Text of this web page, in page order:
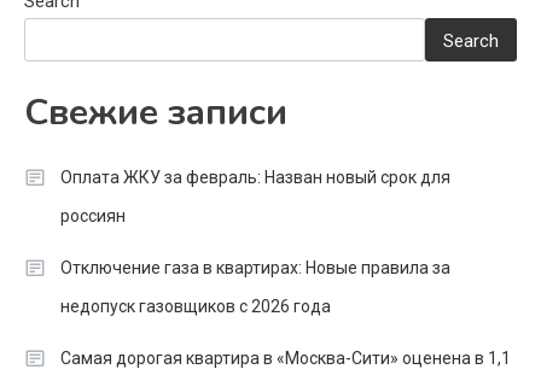
Search
Свежие записи
Оплата ЖКУ за февраль: Назван новый срок для
россиян
Отключение газа в квартирах: Новые правила за
недопуск газовщиков с 2026 года
Самая дорогая квартира в «Москва-Сити» оценена в 1,1